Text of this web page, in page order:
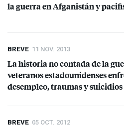
la guerra en Afganistán y
BREVE 11 NOV. 2013
La historia no contada de la
veteranos estadounidenses
desempleo, traumas y suicidios
BREVE 05 OCT. 2012